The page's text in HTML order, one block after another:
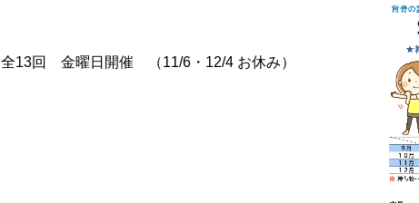
13回 金曜日開催 （11/6・12/4 お休み）